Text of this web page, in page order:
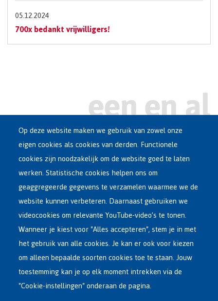
05.12.2024
700x bedankt vrijwilligers!
Main
Dutch
Menu
ASIEL IN BELGIË
OPVANGNETWERK
VRIJWILLIGE TERUGKEER
INTERNATIONAAL
OVER FEDASIL
Op deze website maken we gebruik van zowel onze
eigen cookies als cookies van derden. Functionele
cookies zijn noodzakelijk om de website goed te laten
werken. Statistische cookies helpen ons om
geaggregeerde gegevens te verzamelen waarmee we de
website kunnen verbeteren. Daarnaast gebruiken we
videocookies om relevante YouTube-video’s te tonen.
Wanneer je kiest voor "Alles accepteren", stem je in met
het gebruik van alle cookies. Je kan er ook voor kiezen
om alleen bepaalde soorten cookies toe te staan. Jouw
toestemming kan je op elk moment intrekken via de
"Cookie-instellingen" onderaan de pagina.